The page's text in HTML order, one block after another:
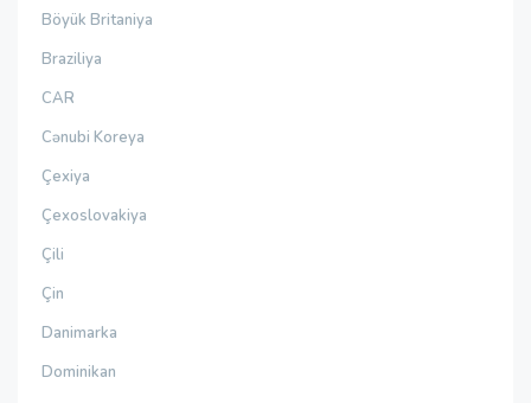
Böyük Britaniya
Braziliya
CAR
Cənubi Koreya
Çexiya
Çexoslovakiya
Çili
Çin
Danimarka
Dominikan